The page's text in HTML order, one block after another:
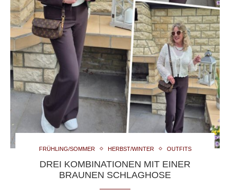
FRÜHLING/SOMMER HERBST/WINTER OUTFITS
DREI KOMBINATIONEN MIT EINER
BRAUNEN SCHLAGHOSE